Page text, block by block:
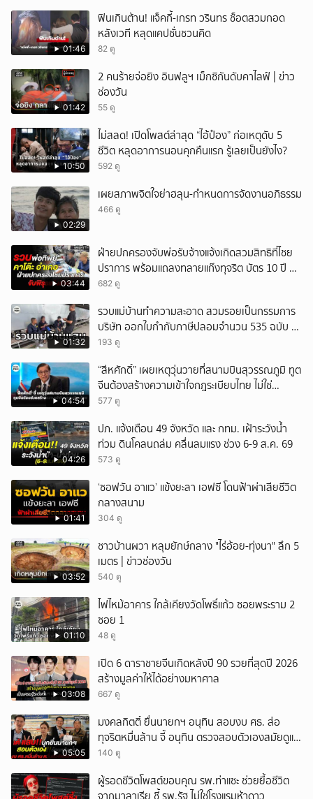
01:46
ฟินเกินต้าน! แจ็คกี้-เกรท วรินทร ช็อตสวมกอด
หลังเวที หลุดแคปชั่นชวนคิด
82 ดู
01:42
2 คนร้ายจ่อยิง อินฟลูฯ เม็กซิกันดับคาไลฟ์ | ข่าว
ช่องวัน
55 ดู
10:50
ไม่สลด! เปิดโพสต์ล่าสุด “ไอ้ป๋อง” ก่อเหตุดับ 5
ชีวิต หลุดอาการนอนคุกคืนแรก รู้เลยเป็นยังไง?
592 ดู
02:29
เผยสภาพจิตใจย่าฮลุน-กำหนดการจัดงานอภิธรรม
466 ดู
03:44
ฝ่ายปกครองจับพ่อรับจ้างแจ้งเกิดสวมสิทธิที่ไชย
ปราการ พร้อมแถลงทลายแก๊งทุจริต บัตร 10 ปี ที่
แม่สอด
682 ดู
01:32
รวบแม่บ้านทำความสะอาด สวมรอยเป็นกรรมการ
บริษัท ออกใบกำกับภาษีปลอมจำนวน 535 ฉบับ รัฐ
เสียหายกว่า 129 ล้านบาท
193 ดู
04:54
“สีหศักดิ์” เผยเหตุวุ่นวายที่สนามบินสุวรรณภูมิ ทูต
จีนต้องสร้างความเข้าใจกฎระเบียบไทย ไม่ใช่
ปกป้องฝ่ายจีนเพียงอย่างเดียว
577 ดู
04:26
ปภ. แจ้งเตือน 49 จังหวัด และ กทม. เฝ้าระวังน้ำ
ท่วม ดินโคลนถล่ม คลื่นลมแรง ช่วง 6-9 ส.ค. 69
573 ดู
01:41
‘ซอฟวัน อาแว’ แข้งยะลา เอฟซี โดนฟ้าผ่าเสียชีวิต
กลางสนาม
304 ดู
03:52
ชาวบ้านผวา หลุมยักษ์กลาง "ไร่อ้อย-ทุ่งนา" ลึก 5
เมตร | ข่าวช่องวัน
540 ดู
01:10
ไฟไหม้อาคาร ใกล้เคียงวัดโพธิ์แก้ว ซอยพระราม 2
ซอย 1
48 ดู
03:08
เปิด 6 ดาราชายจีนเกิดหลังปี 90 รวยที่สุดปี 2026
สร้างมูลค่าให้ได้อย่างมหาศาล
667 ดู
05:05
มงคลกิตติ์ ยื่นนายกฯ อนุทิน สอบงบ ศธ. ส่อ
ทุจริตหมื่นล้าน จี้ อนุทิน ตรวจสอบตัวเองสมัยดูแล
ศธ.
140 ดู
ผู้รอดชีวิตโพสต์ขอบคุณ รพ.ท่าแซะ ช่วยยื้อชีวิต